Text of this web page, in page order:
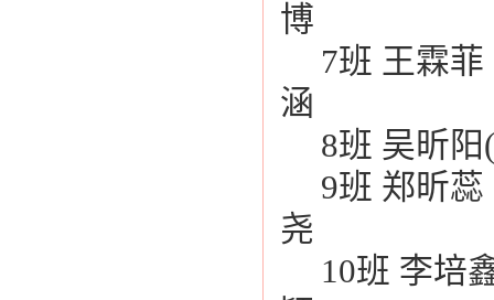
博
7班 王霖
涵
8班 吴昕
9班 郑昕
尧
10班 李培